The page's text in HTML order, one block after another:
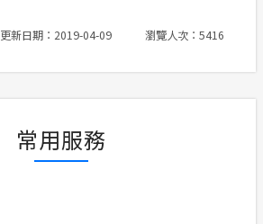
更新日期：2019-04-09 瀏覽人次：5416
常用服務